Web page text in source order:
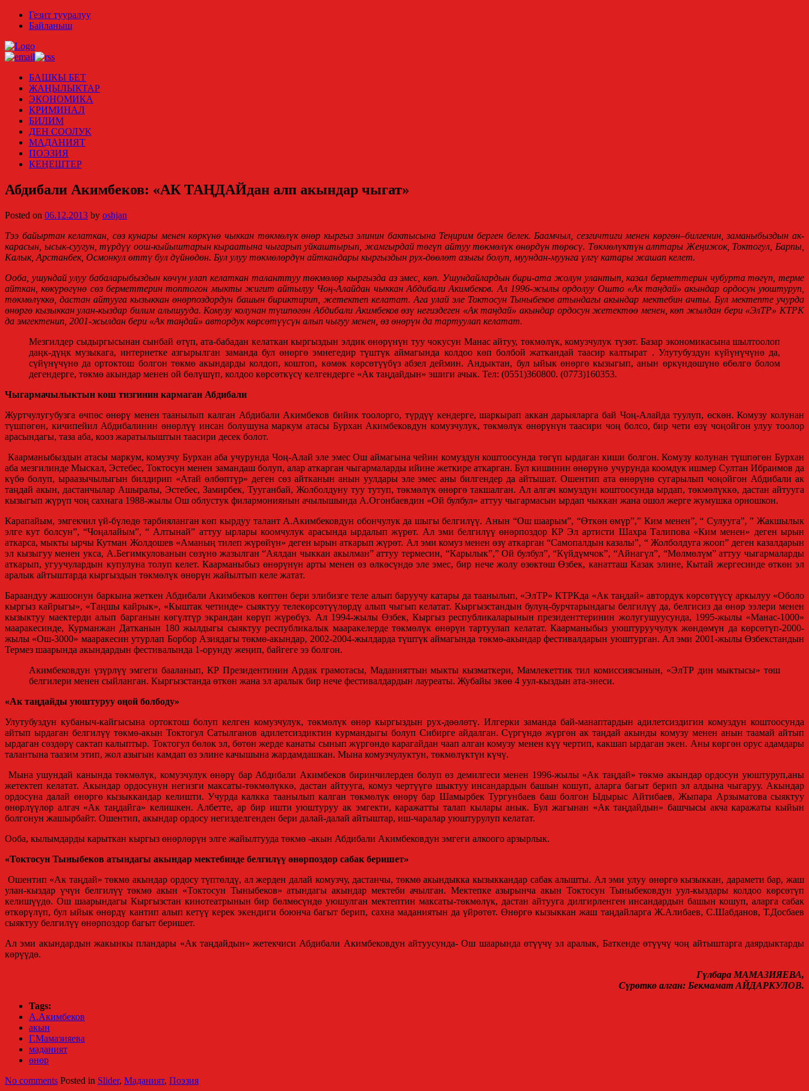
Гезит тууралуу
Байланыш
БАШКЫ БЕТ
ЖАҢЫЛЫКТАР
ЭКОНОМИКА
КРИМИНАЛ
БИЛИМ
ДЕН СООЛУК
МАДАНИЯТ
ПОЭЗИЯ
КЕҢЕШТЕР
Абдибали Акимбеков: «АК ТАҢДАЙдан алп акындар чыгат»
Posted on 06.12.2013 by oshjan
Тээ байыртан келаткан, сөз кунары менен көркүнө чыккан төкмөлүк өнөр кыргыз элинин бактысына Теңирим берген белек. Баамчыл, сезгичтиги менен көргөн–билгенин, заманыбыздын ак-
карасын, ысык-суугун, түрдүү оош-кыйыштарын кыраатына чыгарып уйкаштырып, жамгырдай төгүп айтуу төкмөлүк өнөрдүн төрөсү. Төкмөлүктүн алптары Жеңижок, Токтогул, Барпы,
Калык, Арстанбек, Осмонкул өттү бул дүйнөдөн. Бул улуу төкмөлөрдүн айткандары кыргыздын рух-дөөлөт азыгы болуп, муундан-муунга үлгү катары жашап келет.
Ооба, ушундай улуу бабаларыбыздын көчүн улап келаткан таланттуу төкмөлөр кыргызда аз эмес, көп. Ушундайлардын бири-ата жолун улантып, казал берметтерин чубурта төгүп, терме
айткан, көкүрөгүнө сөз берметтерин топтогон мыкты жигит айтылуу Чоң-Алайдан чыккан Абдибали Акимбеков. Ал 1996-жылы ордолуу Ошто «Ак таңдай» акындар ордосун уюштуруп,
төкмөлүккө, дастан айтууга кызыккан өнөрпоздордун башын бириктирип, жетектеп келатат. Ага улай эле Токтосун Тыныбеков атындагы акындар мектебин ачты. Бул мектепте учурда
өнөргө кызыккан улан-кыздар билим алышууда. Комузу колунан түшпөгөн Абдибали Акимбеков өзү негиздеген «Ак таңдай» акындар ордосун жетектөө менен, көп жылдан бери «ЭлТР» КТРК
да эмгектенип, 2001-жылдан бери «Ак таңдай» автордук көрсөтүүсүн алып чыгуу менен, өз өнөрүн да тартуулап келатат.
Мезгилдер сыдыргысынан сынбай өтүп, ата-бабадан келаткан кыргыздын элдик өнөрүнүн туу чокусун Манас айтуу, төкмөлүк, комузчулук түзөт. Базар экономикасына шылтоолоп
даңк-дүңк музыкага, интернетке азгырылган заманда бул өнөргө эмнегедир түштүк аймагында колдоо көп болбой жаткандай таасир калтырат . Улутубуздун күйүнүчүнө да,
сүйүнүчүнө да ортоктош болгон төкмө акындарды колдоп, коштоп, көмөк көрсөтүүбүз абзел деймин. Андыктан, бул ыйык өнөргө кызыгып, анын өркүндөшүнө өбөлгө болом
дегендерге, төкмө акындар менен ой бөлүшүп, колдоо көрсөткүсү келгендерге «Ак таңдайдын» эшиги ачык. Тел: (0551)360800. (0773)160353.
Чыгармачылыктын кош тизгинин кармаган Абдибали
Журтчулугубузга өчпөс өнөрү менен таанылып калган Абдибали Акимбеков бийик тоолорго, түрдүү кендерге, шаркырап аккан дарыяларга бай Чоң-Алайда туулуп, өскөн. Комузу колунан
түшпөгөн, кичипейил Абдибалинин өнөрлүү инсан болушуна маркум атасы Бурхан Акимбековдун комузчулук, төкмөлүк өнөрүнүн таасири чоң болсо, бир чети өзү чоңойгон улуу тоолор
арасындагы, таза аба, кооз жаратылыштын таасири десек болот.
Каарманыбыздын атасы маркум, комузчу Бурхан аба учурунда Чоң-Алай эле эмес Ош аймагына чейин комуздун коштоосунда төгүп ырдаган киши болгон. Комузу колунан түшпөгөн Бурхан
аба мезгилинде Мыскал, Эстебес, Токтосун менен замандаш болуп, алар аткарган чыгармаларды ийине жеткире аткарган. Бул кишинин өнөрүнө учурунда коомдук ишмер Султан Ибраимов да
күбө болуп, ыраазычылыгын билдирип «Атай өлбөптүр» деген сөз айтканын анын уулдары эле эмес аны билгендер да айтышат. Ошентип ата өнөрүнө сугарылып чоңойгон Абдибали ак
таңдай акын, дастанчылар Ашыралы, Эстебес, Замирбек, Тууганбай, Жолболдуну туу тутуп, төкмөлүк өнөргө такшалган. Ал алгач комуздун коштоосунда ырдап, төкмөлүккө, дастан айтууга
кызыгып жүрүп чоң сахнага 1988-жылы Ош облустук филармониянын ачылышында А.Огонбаевдин «Ой булбул» аттуу чыгармасын ырдап чыккан жана ошол жерге жумушка орношкон.
Карапайым, эмгекчил үй-бүлөдө тарбияланган көп кырдуу талант А.Акимбековдун обончулук да шыгы белгилүү. Анын “Ош шаарым”, “Өткөн өмүр”,” Ким менен”, “ Сулууга”, ” Жакшылык
элге кут болсун”, “Чоңалайым”, “ Алтынай” аттуу ырлары коомчулук арасында ырдалып жүрөт. Ал эми белгилүү өнөрпоздор КР Эл артисти Шахра Талипова «Ким менен» деген ырын
аткарса, мыкты ырчы Кутман Жолдошев «Аманың тилеп жүрөйүн» деген ырын аткарып жүрөт. Ал эми комуз менен өзү аткарган “Самопалдын казалы”, “ Жолболдуга жооп” деген казалдарын
эл кызыгуу менен укса, А.Бегимкулованын сөзүнө жазылган “Аялдан чыккан акылман” аттуу термесин, “Карылык”,” Ой булбул”, “Күйдүмчок”, “Айнагүл”, “Мөлмөлүм” аттуу чыгармаларды
аткарып, угуучулардын купулуна толуп келет. Каарманыбыз өнөрүнүн арты менен өз өлкөсүндө эле эмес, бир нече жолу өзөктөш Өзбек, канатташ Казак элине, Кытай жергесинде өткөн эл
аралык айтыштарда кыргыздын төкмөлүк өнөрүн жайылтып келе жатат.
Бараандуу жашоонун баркына жеткен Абдибали Акимбеков көптөн бери элибизге теле алып баруучу катары да таанылып, «ЭлТР» КТРКда «Ак таңдай» автордук көрсөтүүсү аркылуу «Оболо
кыргыз кайрыгы», «Таңшы кайрык», «Кыштак четинде» сыяктуу телекөрсөтүүлөрдү алып чыгып келатат. Кыргызстандын булуң-бурчтарындагы белгилүү да, белгисиз да өнөр ээлери менен
кызыктуу маектерди алып барганын көгүлтүр экрандан көрүп жүрөбүз. Ал 1994-жылы Өзбек, Кыргыз республикаларынын президенттеринин жолугушуусунда, 1995-жылы «Манас-1000»
мааракесинде, Курманжан Датканын 180 жылдыгы сыяктуу республикалык мааракелерде төкмөлүк өнөрүн тартуулап келатат. Каарманыбыз уюштуруучулук жөндөмүн да көрсөтүп-2000-
жылы «Ош-3000» мааракесин утурлап Борбор Азиядагы төкмө-акындар, 2002-2004-жылдарда түштүк аймагында төкмө-акындар фестивалдарын уюштурган. Ал эми 2001-жылы Өзбекстандын
Термез шаарында акындардын фестивалында 1-орунду жеңип, байгеге ээ болгон.
Акимбековдун үзүрлүү эмгеги бааланып, КР Президентинин Ардак грамотасы, Маданияттын мыкты кызматкери, Мамлекеттик тил комиссиясынын, «ЭлТР дин мыктысы» төш
белгилери менен сыйланган. Кыргызстанда өткөн жана эл аралык бир нече фестивалдардын лауреаты. Жубайы экөө 4 уул-кыздын ата-энеси.
«Ак таңдайды уюштуруу оңой болбоду»
Улутубуздун кубаныч-кайгысына ортоктош болуп келген комузчулук, төкмөлүк өнөр кыргыздын рух-дөөлөтү. Илгерки заманда бай-манаптардын адилетсиздигин комуздун коштоосунда
айтып ырдаган белгилүү төкмө-акын Токтогул Сатылганов адилетсиздиктин курмандыгы болуп Сибирге айдалган. Сүргүндө жүргөн ак таңдай акынды комузу менен анын таамай айтып
ырдаган сөздөрү сактап калыптыр. Токтогул бөлөк эл, бөтөн жерде канаты сынып жүргөндө карагайдан чаап алган комузу менен күү чертип, какшап ырдаган экен. Аны көргөн орус адамдары
талантына таазим этип, жол азыгын камдап өз элине качышына жардамдашкан. Мына комузчулуктун, төкмөлүктүн күчү.
Мына ушундай канында төкмөлүк, комузчулук өнөрү бар Абдибали Акимбеков биринчилерден болуп өз демилгеси менен 1996-жылы «Ак таңдай» төкмө акындар ордосун уюштуруп,аны
жетектеп келатат. Акындар ордосунун негизги максаты-төкмөлүккө, дастан айтууга, комуз чертүүгө шыктуу инсандардын башын кошуп, аларга багыт берип эл алдына чыгаруу. Акындар
ордосуна далай өнөргө кызыккандар келишти. Учурда калкка таанылып калган төкмөлүк өнөрү бар Шамырбек Тургунбаев баш болгон Ыдырыс Айтибаев, Жыпара Арзыматова сыяктуу
өнөрлүүлөр алгач «Ак таңдайга» келишкен. Албетте, ар бир ишти уюштуруу ак эмгекти, каражатты талап кылары анык. Бул жагынан «Ак таңдайдын» башчысы акча каражаты кыйын
болгонун жашырбайт. Ошентип, акындар ордосу негизделгенден бери далай-далай айтыштар, иш-чаралар уюштурулуп келатат.
Ооба, кылымдарды карыткан кыргыз өнөрлөрүн элге жайылтууда төкмө -акын Абдибали Акимбековдун эмгеги алкоого арзырлык.
«Токтосун Тыныбеков атындагы акындар мектебинде белгилүү өнөрпоздор сабак беришет»
Ошентип «Ак таңдай» төкмө акындар ордосу түптөлдү, ал жерден далай комузчу, дастанчы, төкмө акындыкка кызыккандар сабак алышты. Ал эми улуу өнөргө кызыккан, дарамети бар, жаш
улан-кыздар үчүн белгилүү төкмө акын «Токтосун Тыныбеков» атындагы акындар мектеби ачылган. Мектепке азырынча акын Токтосун Тыныбековдун уул-кыздары колдоо көрсөтүп
келишүүдө. Ош шаарындагы Кыргызстан кинотеатрынын бир бөлмөсүндө уюшулган мектептин максаты-төкмөлүк, дастан айтууга дилгирленген инсандардын башын кошуп, аларга сабак
өткөрүлүп, бул ыйык өнөрдү кантип алып кетүү керек экендиги боюнча багыт берип, сахна маданиятын да үйрөтөт. Өнөргө кызыккан жаш таңдайларга Ж.Алибаев, С.Шабданов, Т.Досбаев
сыяктуу белгилүү өнөрпоздор багыт беришет.
Ал эми акындардын жакынкы пландары «Ак таңдайдын» жетекчиси Абдибали Акимбековдун айтуусунда- Ош шаарында өтүүчү эл аралык, Баткенде өтүүчү чоң айтыштарга даярдыктарды
көрүүдө.
Гүлбара МАМАЗИЯЕВА,
Сүрөткө алган: Бекмамат АЙДАРКУЛОВ.
Tags:
А.Акимбеков
акын
Г.Мамазияева
маданият
өнөр
No comments Posted in Slider, Маданият, Поэзия